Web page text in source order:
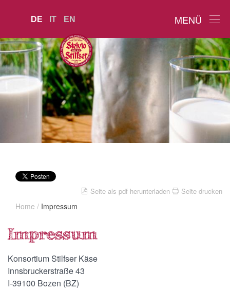
MENÜ
DE IT EN
Seite als pdf herunterladen Seite drucken
Home / Impressum
Konsortium Stilfser Käse
Innsbruckerstraße 43
I-39100 Bozen (BZ)